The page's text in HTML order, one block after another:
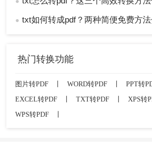
● txt如何转成pdf？两种简便免费方法
热门转换功能
图片转PDF WORD转PDF PPT转
EXCEL转PDF
TXT转PDF XPS转
WPS转PDF